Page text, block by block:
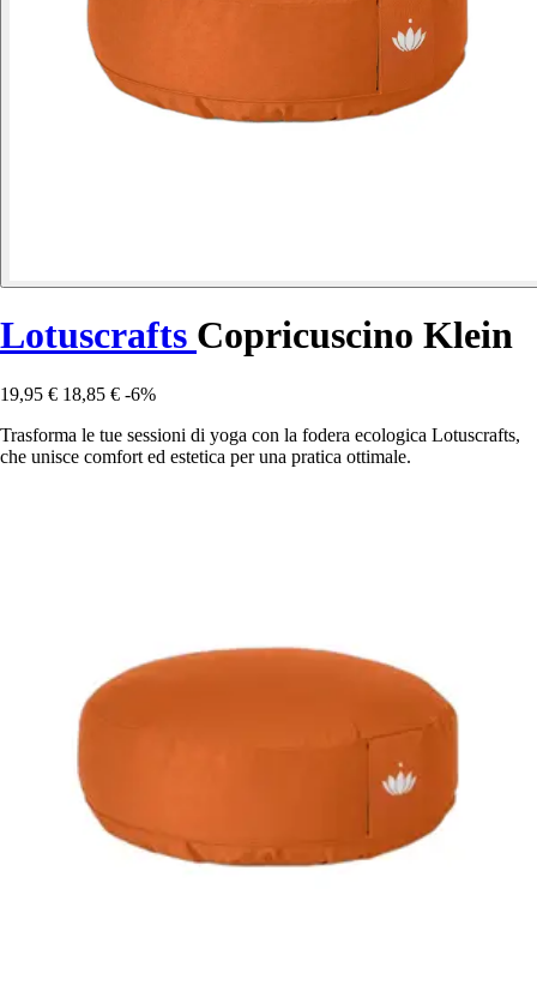
Lotuscrafts Copricuscino Klein
19,95 € 18,85 € -6%
Trasforma le tue sessioni di yoga con la fodera ecologica Lotuscrafts,
che unisce comfort ed estetica per una pratica ottimale.